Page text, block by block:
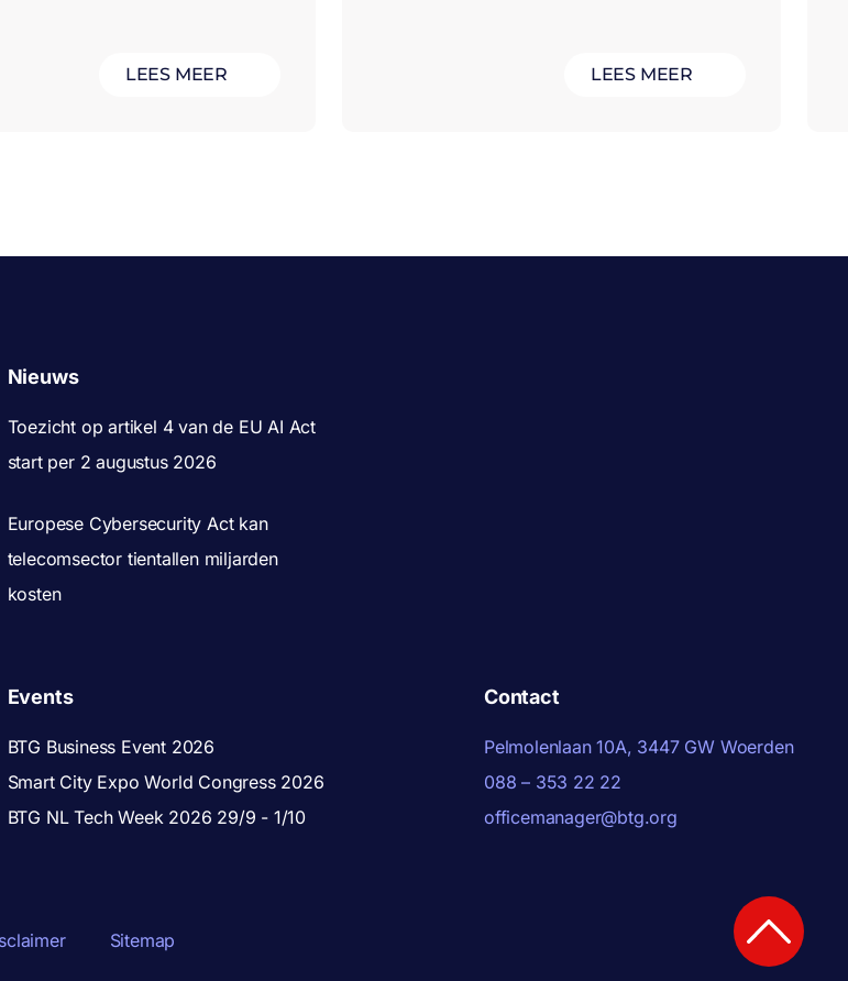
LEES MEER LEES MEER
Nieuws
Toezicht op artikel 4 van de EU AI Act
start per 2 augustus 2026
Europese Cybersecurity Act kan
telecomsector tientallen miljarden
kosten
Events
BTG Business Event 2026
Smart City Expo World Congress 2026
BTG NL Tech Week 2026 29/9 - 1/10
Contact
Pelmolenlaan 10A, 3447 GW Woerden
088 – 353 22 22
officemanager@btg.org
Sitemap